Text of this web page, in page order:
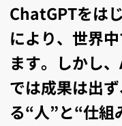
ChatGPTをは
により、世界
ます。しかし
では成果は出
る“人”と“仕組